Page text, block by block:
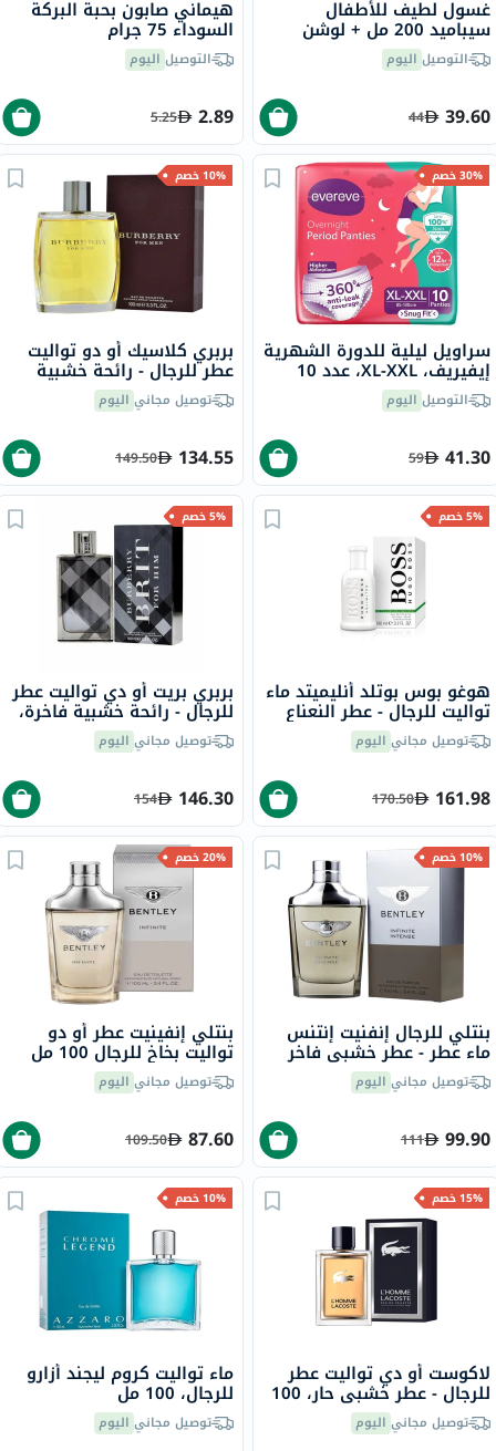
غسول لطيف للأطفال
سيباميد 200 مل + لوشن
للأطفال 200 مل
التوصيل اليوم
39.60
44
هيماني صابون بحبة البركة
السوداء 75 جرام
التوصيل اليوم
2.89
5.25
30% خصم
سراويل ليلية للدورة الشهرية
إيفيريف، XL-XXL، عدد 10
سراويل
التوصيل اليوم
41.30
59
10% خصم
بربري كلاسيك أو دو تواليت
عطر للرجال - رائحة خشبية
حارة فاخرة 100 مل
توصيل مجاني اليوم
134.55
149.50
5% خصم
هوغو بوس بوتلد أنليميتد ماء
تواليت للرجال - عطر النعناع
والخشب 100 مل
توصيل مجاني اليوم
161.98
170.50
5% خصم
بربري بريت أو دي تواليت عطر
للرجال - رائحة خشبية فاخرة،
100 ملتوصيل مجاني اليوم
146.30
154
10% خصم
بنتلي للرجال إنفنيت إنتنس
ماء عطر - عطر خشبي فاخر
100 ملتوصيل مجاني اليوم
99.90
111
20% خصم
بنتلي إنفينيت عطر أو دو
تواليت بخاخ للرجال 100 مل
توصيل مجاني اليوم
87.60
109.50
15% خصم
لاكوست أو دي تواليت عطر
للرجال - عطر خشبي حار، 100
ملتوصيل مجاني اليوم
10% خصم
ماء تواليت كروم ليجند أزارو
للرجال، 100 مل
توصيل مجاني اليوم